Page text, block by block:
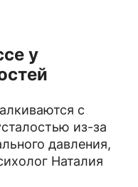
у
с
из-за
давления,
Наталия